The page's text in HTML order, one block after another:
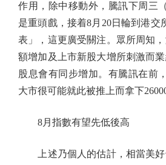
作用，除中移動外，騰訊下周三
是重頭戲，接着8月20日輪到港交
表」，這更廣受關注。眾所周知
額增加及上市新股大增所刺激而
股息會有同步增加。有騰訊在前
大市很可能就此被推上而拿下
8月指數有望先低後高
上述乃個人的估計，相當美好